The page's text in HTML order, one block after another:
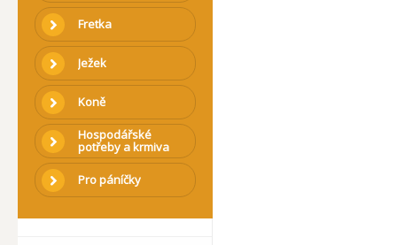
Fretka
Ježek
Koně
Hospodářské
potřeby a krmiva
Pro páníčky